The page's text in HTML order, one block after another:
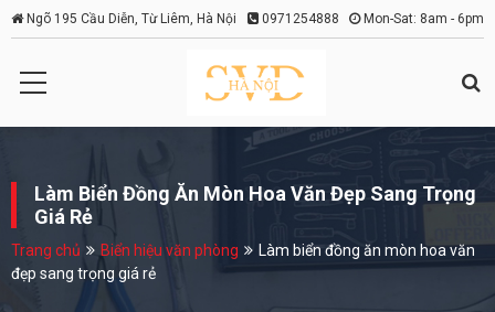
Ngõ 195 Cầu Diễn, Từ Liêm, Hà Nội 0971254888 Mon-Sat: 8am - 6pm
Làm Biển Đồng Ăn Mòn Hoa Văn Đẹp Sang Trọng
Giá Rẻ
Trang chủ Biển hiệu văn phòng
Làm biển đồng ăn mòn hoa văn
đẹp sang trọng giá rẻ